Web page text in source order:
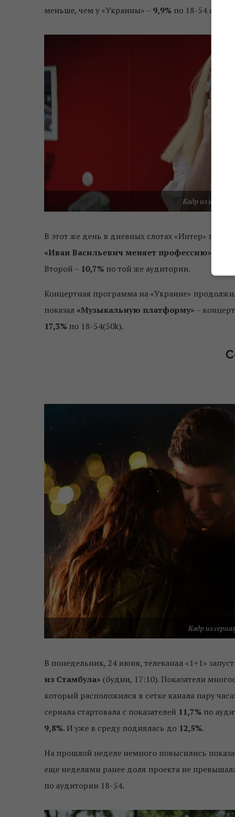
меньше, чем у «Украины» – 9,9% по 18-54 и
Кадр из
В этот же день в дневных слотах «Интер»
«Иван Васильевич меняет профессию» .
Второй – 10,7% по той же аудитории.
Концертная программа на «Украине»
показал «Музыкальную платформу»–
17,3% по 18-54(50k).
Кадр из
В понедельник, 24 июня, телеканал «1+1»
из Стамбула» (будни, 17:10). Показатели
который расположился в сетке канала пару
сериала стартовала с показателей 11,7% по
9,8%. И уже в среду поднялась до 12,5%.
На прошлой неделе немного повысились
еще неделями ранее доля проекта не
по аудитории 18-54.